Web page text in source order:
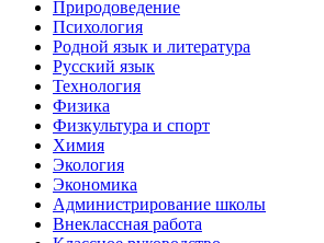
Природоведение
Психология
Родной язык и литература
Русский язык
Технология
Физика
Физкультура и спорт
Химия
Экология
Экономика
Администрирование школы
Внеклассная работа